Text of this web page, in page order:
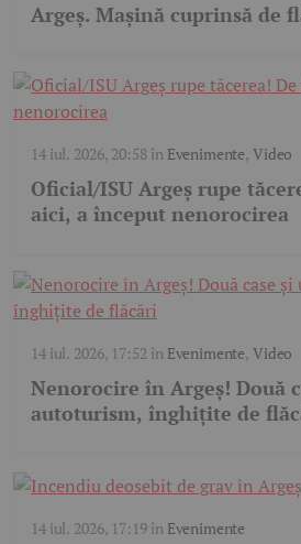
Argeș. Mașină cuprinsă de
14 iul. 2026, 20:58în Evenimente,Video
Oficial/ISU Argeș rupe
aici, a început nenorocirea
14 iul. 2026, 17:52 în Evenimente,Video
Nenorocire în Argeș! Două
autoturism, înghițite de
14 iul. 2026, 17:19în Evenimente